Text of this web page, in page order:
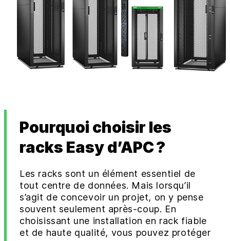
Pourquoi choisir les
racks Easy d’APC ?
Les racks sont un élément essentiel de
tout centre de données. Mais lorsqu’il
s’agit de concevoir un projet, on y pense
souvent seulement après-coup. En
choisissant une installation en rack fiable
et de haute qualité, vous pouvez protéger